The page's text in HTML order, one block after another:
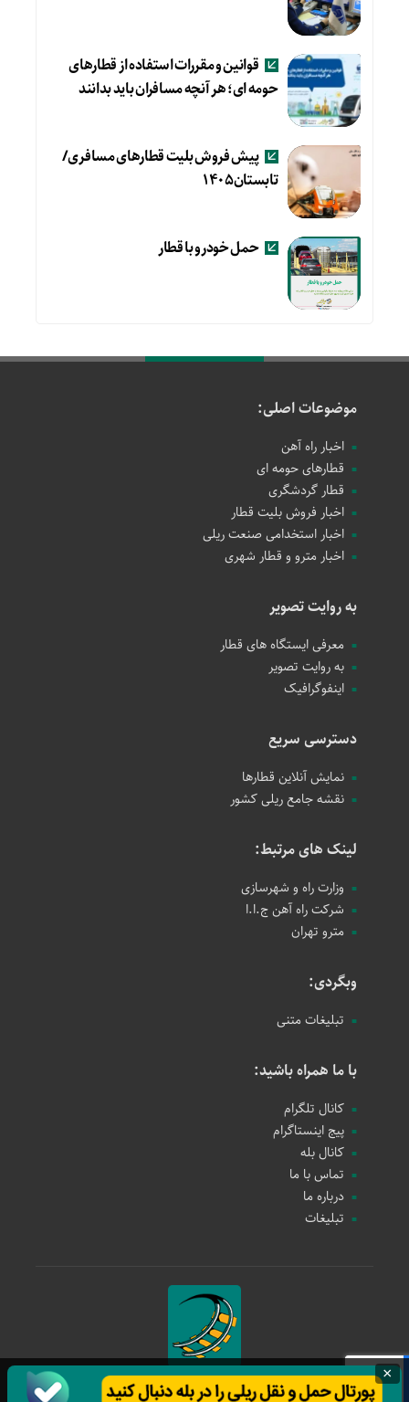
قوانین و مقررات استفاده از قطارهای
حومه ای؛ هر آنچه مسافران باید بدانند
پیش فروش بلیت قطارهای مسافری/
تابستان۱۴۰۵
حمل خودرو با قطار
موضوعات اصلی:
اخبار راه آهن
قطارهای حومه ای
قطار گردشگری
اخبار فروش بلیت قطار
اخبار استخدامی صنعت ریلی
اخبار مترو و قطار شهری
به روایت تصویر
معرفی ایستگاه های قطار
به روایت تصویر
اینفوگرافیک
دسترسی سریع
نمایش آنلاین قطارها
نقشه جامع ریلی کشور
لینک های مرتبط:
وزارت راه و شهرسازی
شرکت راه آهن ج.ا.ا
مترو تهران
وبگردی:
تبلیغات متنی
با ما همراه باشید:
کانال تلگرام
پیج اینستاگرام
کانال بله
تماس با ما
درباره ما
تبلیغات
حمل و نقل ریلی
×